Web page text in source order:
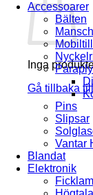
Inga
Gå tillbaka
Accessoarer
Bälten
Pins
Slipsar
Vantar
Blandat
Elektronik